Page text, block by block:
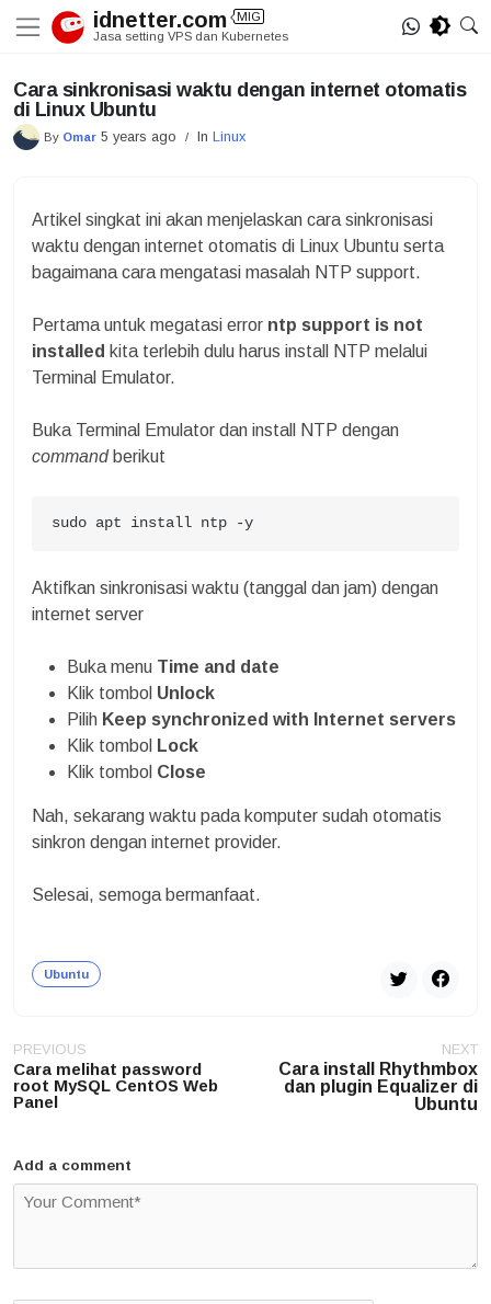
idnetter.com MIG
Jasa setting VPS dan Kubernetes
Cara sinkronisasi waktu dengan internet otomatis
di Linux Ubuntu
By Omar 5 years ago / In Linux
Artikel singkat ini akan menjelaskan cara sinkronisasi
waktu dengan internet otomatis di Linux Ubuntu serta
bagaimana cara mengatasi masalah NTP support.
Pertama untuk megatasi error ntp support is not
installed kita terlebih dulu harus install NTP melalui
Terminal Emulator.
Buka Terminal Emulator dan install NTP dengan
commandberikut
sudo apt install ntp -y
Aktifkan sinkronisasi waktu (tanggal dan jam) dengan
internet server
Buka menu Time and date
Klik tombol Unlock
Pilih Keep synchronized with Internet servers
Klik tombol
Lock
Klik tombol Close
Nah, sekarang waktu pada komputer sudah otomatis
sinkron dengan internet provider.
Selesai, semoga bermanfaat.
Ubuntu
Post
navigation
PREVIOUS
Cara melihat password
root MySQL CentOS Web
Panel
NEXT
Cara install Rhythmbox
dan plugin Equalizer di
Ubuntu
Add a comment